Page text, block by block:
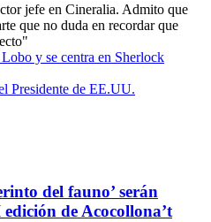
jefe en Cineralia. Admito que
que no duda en recordar que
y se centra en Sherlock
Presidente de EE.UU.
del fauno’ serán
de Acocollona’t